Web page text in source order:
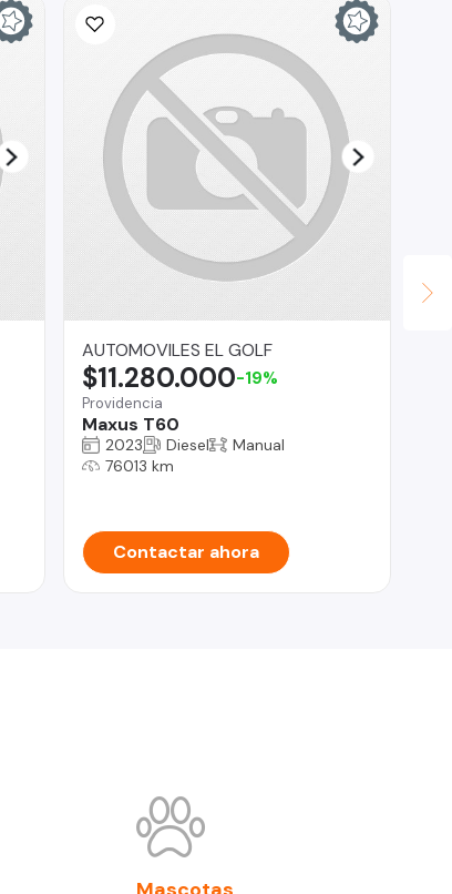
AUTOMOVILES EL GOLF
Providencia
Maxus T60
$11.280.000-19%
2023 Diesel
Manual
76013 km
Contactar ahora